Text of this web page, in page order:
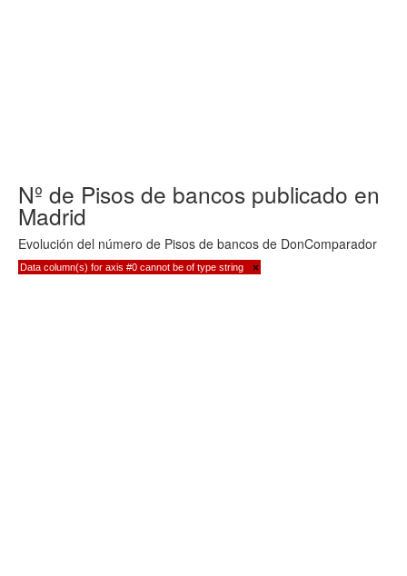
Nº de Pisos de bancos publicado en
Madrid
Evolución del número de Pisos de bancos de DonComparador
Data column(s) for axis #0 cannot be of type string ×